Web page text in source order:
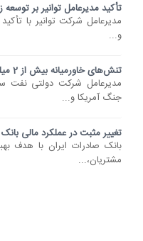
تأکید مدیرعامل توانیر بر
مدیرعامل شرکت توانیر با
و...
تنش‌های خاورمیانه بیش از 2 میلیارد بشکه نفت برای...
مدیرعامل شرکت دولتی نفت
جنگ آمریکا و...
تغییر مثبت در عملکرد مالی
​بانک صادرات ایران با هدف
مشتریان،...